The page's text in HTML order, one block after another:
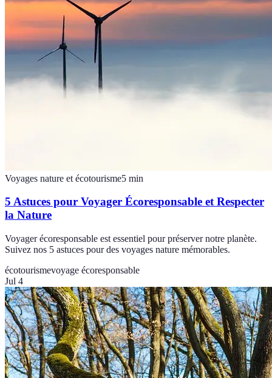
Voyages nature et écotourisme5 min
5 Astuces pour Voyager Écoresponsable et Respecter
la Nature
Voyager écoresponsable est essentiel pour préserver notre planète.
Suivez nos 5 astuces pour des voyages nature mémorables.
écotourismevoyage écoresponsable
Jul 4